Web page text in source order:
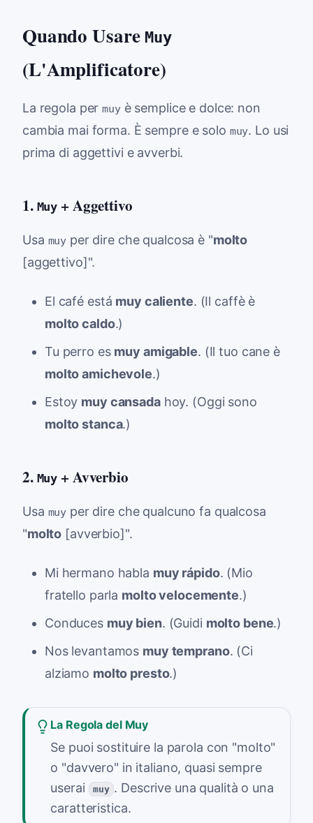
Quando Usare Muy
(L'Amplificatore)
La regola permuyè semplice e dolce: non
cambia mai forma. È sempre e solo muy. Lo usi
prima di aggettivi e avverbi.
1. Muy + Aggettivo
Usa muy per dire che qualcosa è "molto
[aggettivo]".
El café está muy caliente. (Il caffè è
molto caldo.)
Tu perro es muy amigable. (Il tuo cane è
molto amichevole.)
Estoy muy cansadahoy. (Oggi sono
molto stanca.)
2. Muy + Avverbio
Usa muy per dire che qualcuno fa qualcosa
"molto [avverbio]".
Mi hermano habla muy rápido. (Mio
fratello parla molto velocemente.)
Conduces muy bien. (Guidi molto bene.)
Nos levantamos muy temprano. (Ci
alziamo molto presto.)
La Regola del Muy
Se puoi sostituire la parola con "molto"
o "davvero" in italiano, quasi sempre
userai
muy . Descrive una qualità o una
caratteristica.